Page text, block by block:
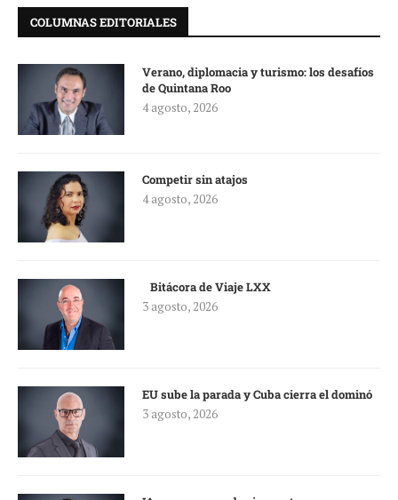
COLUMNAS EDITORIALES
Verano, diplomacia y turismo: los desafíos
de Quintana Roo
4 agosto, 2026
Competir sin atajos
4 agosto, 2026
Bitácora de Viaje LXX
3 agosto, 2026
EU sube la parada y Cuba cierra el dominó
3 agosto, 2026